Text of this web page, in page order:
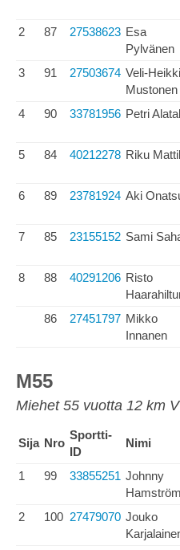
2 87 27538623 Esa
Pylvänen
3 91 27503674 Veli-Heikki
Mustonen
4 90 33781956 Petri
5 84 40212278 Riku
6 89 23781924 Aki
7 85 23155152 Sami
8 88 40291206 Risto
86 27451797 Mikko
Innanen
M55
Miehet 55 vuotta 12 km V
Sija Nro
Sportti-
ID
Nimi
1 99 33855251 Johnny
Hamström
2 100 27479070 Jouko